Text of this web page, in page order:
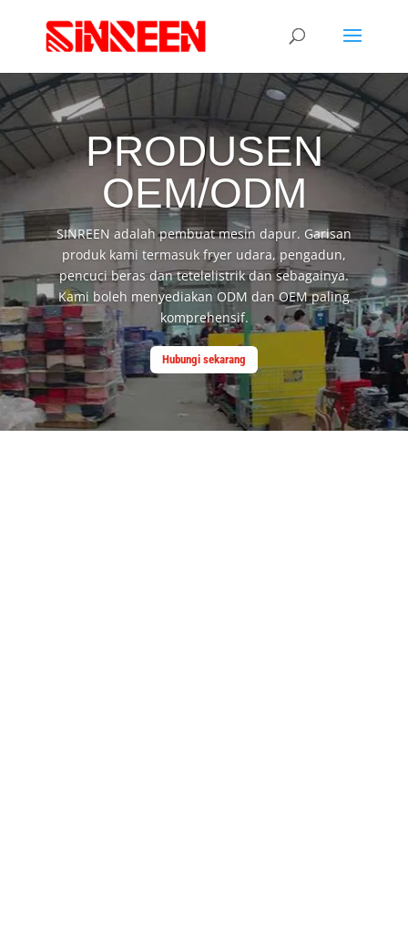
PRODUSEN
OEM/ODM
SINREEN adalah pembuat mesin dapur. Garisan
produk kami termasuk fryer udara, pengadun,
pencuci beras dan tetelelistrik dan sebagainya.
Kami boleh menyediakan ODM dan OEM paling
komprehensif.
Hubungi sekarang